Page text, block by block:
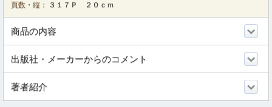
頁数・縦：
３１７Ｐ ２０ｃｍ
商品の内容
出版社・メーカーからのコメント
著者紹介